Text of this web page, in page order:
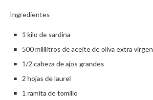
Ingredientes
1 kilo de sardina
500 mililitros de aceite de oliva extra virgen
1/2 cabeza de ajos grandes
2 hojas de laurel
1 ramita de tomillo